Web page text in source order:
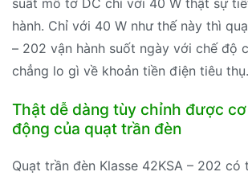
hành. Chỉ với 40 W như thế này thì
– 202 vận hành suốt ngày với chế độ
chẳng lo gì về khoản tiền điện tiêu thụ.
Thật dễ dàng tùy chỉnh được
động của quạt trần đèn
Quạt trần đèn Klasse 42KSA – 202